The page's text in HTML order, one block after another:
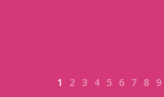
1 2 3 4 5 6 7 8 9